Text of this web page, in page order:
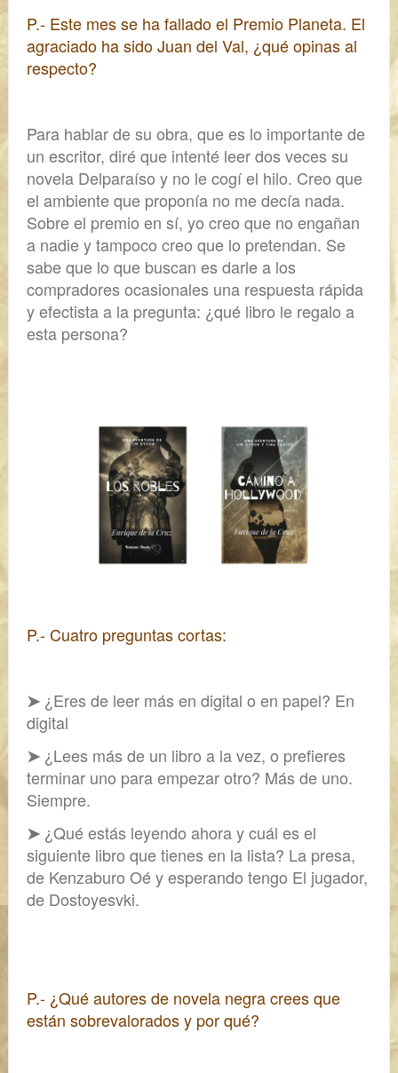
P.- Este mes se ha fallado el Premio Planeta. El
agraciado ha sido Juan del Val, ¿qué opinas al
respecto?
Para hablar de su obra, que es lo importante de
un escritor, diré que intenté leer dos veces su
novela Delparaíso y no le cogí el hilo. Creo que
el ambiente que proponía no me decía nada.
Sobre el premio en sí, yo creo que no engañan
a nadie y tampoco creo que lo pretendan. Se
sabe que lo que buscan es darle a los
compradores ocasionales una respuesta rápida
y efectista a la pregunta: ¿qué libro le regalo a
esta persona?
P.- Cuatro preguntas cortas:
➤ ¿Eres de leer más en digital o en papel? En
digital
➤ ¿Lees más de un libro a la vez, o prefieres
terminar uno para empezar otro? Más de uno.
Siempre.
➤ ¿Qué estás leyendo ahora y cuál es el
siguiente libro que tienes en la lista? La presa,
de Kenzaburo Oé y esperando tengo El jugador,
de Dostoyesvki.
P.- ¿Qué autores de novela negra crees que
están sobrevalorados y por qué?